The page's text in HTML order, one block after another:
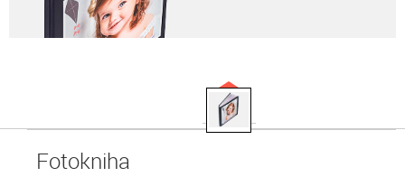
Fotokniha